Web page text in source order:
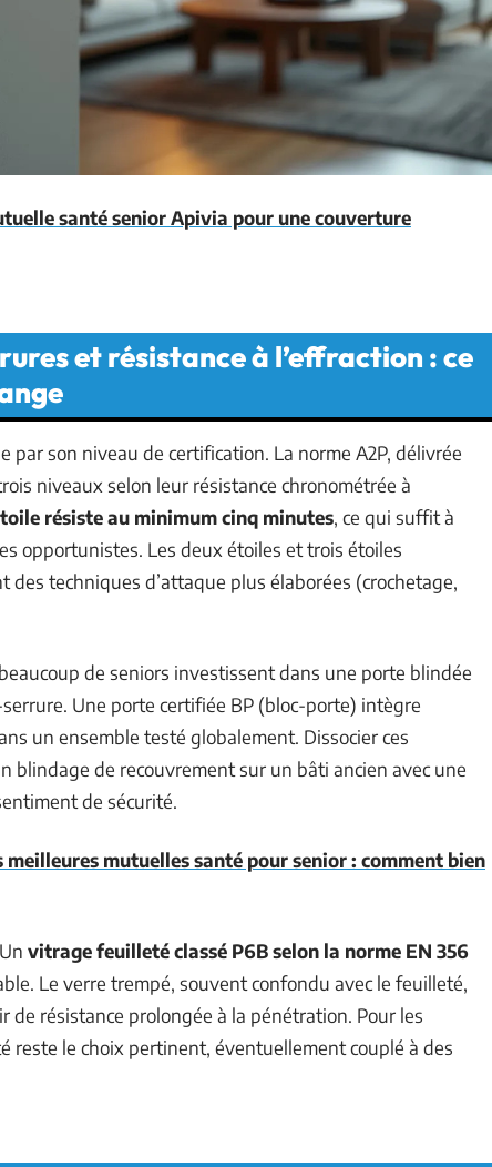
santé senior Apivia pour une couverture
et résistance à l’effraction : ce
son niveau de certification. La norme A2P, délivrée
niveaux selon leur résistance chronométrée à
résiste au minimum cinq minutes, ce qui suffit à
opportunistes. Les deux étoiles et trois étoiles
techniques d’attaque plus élaborées (crochetage,
de seniors investissent dans une porte blindée
Une porte certifiée BP (bloc-porte) intègre
un ensemble testé globalement. Dissocier ces
blindage de recouvrement sur un bâti ancien avec une
de sécurité.
meilleures mutuelles santé pour senior : comment bien
vitrage feuilleté classé P6B selon la norme EN 356
Le verre trempé, souvent confondu avec le feuilleté,
de résistance prolongée à la pénétration. Pour les
reste le choix pertinent, éventuellement couplé à des